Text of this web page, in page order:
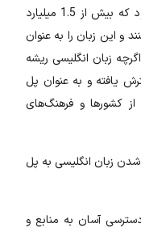
توجهی پیدا کرده است. تخمین زده می‌شود که بیش از 1.5 میلیارد
این زبان را به عنوان
زبان انگلیسی ریشه
یافته و به عنوان پل
کشورها و فرهنگ‌های
زبان انگلیسی به پل
آسان به منابع و